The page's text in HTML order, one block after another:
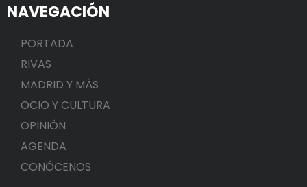
NAVEGACIÓN
PORTADA
RIVAS
MADRID Y MÁS
OCIO Y CULTURA
OPINIÓN
AGENDA
CONÓCENOS